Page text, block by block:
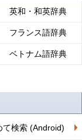
英和・和英辞典
フランス語辞典
ベトナム語辞典
て検索 (Android)